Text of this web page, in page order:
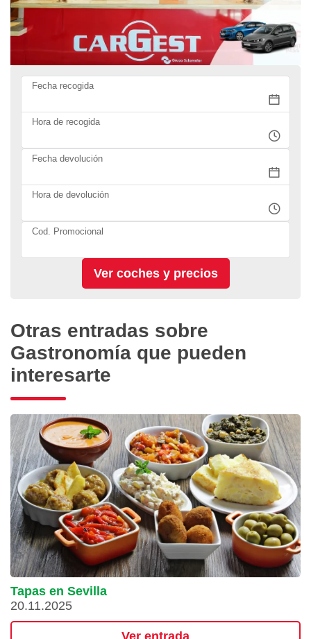
Fecha recogida
Hora de recogida
Fecha devolución
Hora de devolución
Cod. Promocional
Otras entradas sobre
Gastronomía que pueden
interesarte
Tapas en Sevilla
20.11.2025